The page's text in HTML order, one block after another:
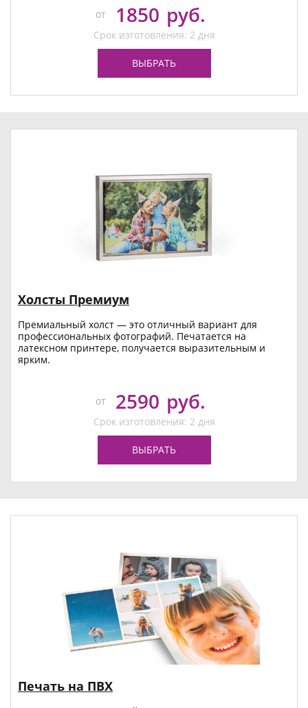
от 1850 руб.
Срок изготовления: 2 дня
ВЫБРАТЬ
Холсты Премиум
Премиальный холст — это отличный вариант для
профессиональных фотографий. Печатается на
латексном принтере, получается выразительным и
ярким.
от 2590 руб.
Срок изготовления: 2 дня
ВЫБРАТЬ
Печать на ПВХ